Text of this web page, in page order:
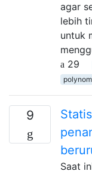
agar
lebih
untuk
29
9
Saat